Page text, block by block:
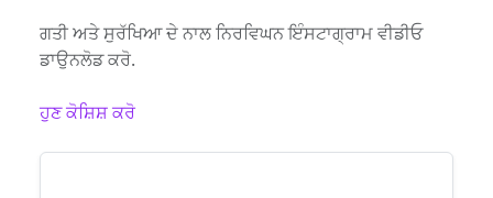
ਗਤੀ ਅਤੇ ਸੁਰੱਖਿਆ ਦੇ ਨਾਲ ਨਿਰਵਿਘਨ ਇੰਸਟਾਗ੍ਰਾਮ ਵੀਡੀਓ
ਡਾਉਨਲੋਡ ਕਰੋ.
ਹੁਣ ਕੋਸ਼ਿਸ਼ ਕਰੋ